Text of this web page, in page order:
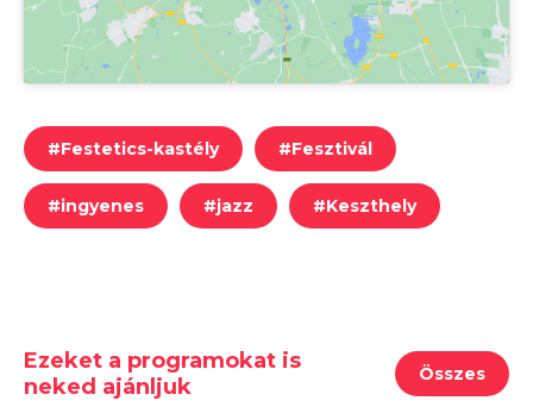
#Festetics-kastély #Fesztivál
#ingyenes #jazz #Keszthely
Ezeket a programokat is
neked ajánljuk
Összes